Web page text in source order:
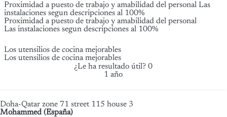
Proximidad a puesto de trabajo y amabilidad del personal Las
instalaciones segun descripciones al 100%
Proximidad a puesto de trabajo y amabilidad del personal
Las instalaciones segun descripciones al 100%
Los utensilios de cocina mejorables
Los utensilios de cocina mejorables
¿Le ha resultado útil? 0
1 año
Doha-Qatar zone 71 street 115 house 3
Mohammed (España)